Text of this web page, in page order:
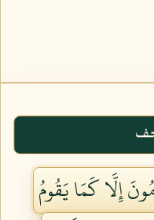
إِلَّا كَمَا يَقُومُ